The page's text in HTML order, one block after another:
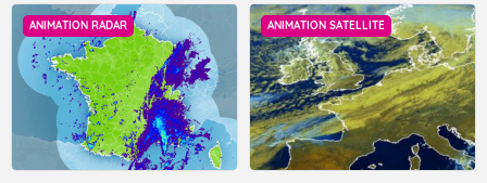
ANIMATION RADAR ANIMATION SATELLITE